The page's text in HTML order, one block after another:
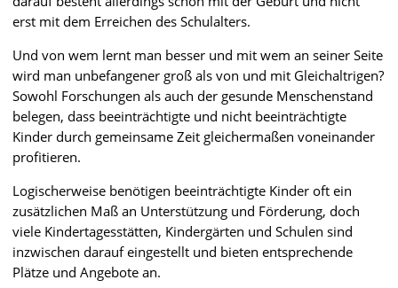
erst mit dem Erreichen des Schulalters.
Und von wem lernt man besser und mit wem an seiner Seite
wird man unbefangener groß als von und mit Gleichaltrigen?
Sowohl Forschungen als auch der gesunde Menschenstand
belegen, dass beeinträchtigte und nicht beeinträchtigte
Kinder durch gemeinsame Zeit gleichermaßen voneinander
profitieren.
Logischerweise benötigen beeinträchtigte Kinder oft ein
zusätzlichen Maß an Unterstützung und Förderung, doch
viele Kindertagesstätten, Kindergärten und Schulen sind
inzwischen darauf eingestellt und bieten entsprechende
Plätze und Angebote an.